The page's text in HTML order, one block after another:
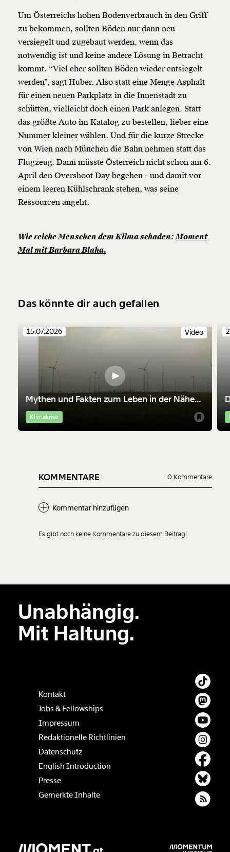
Um Österreichs hohen Bodenverbrauch in den Griff
zu bekommen, sollten Böden nur dann neu
versiegelt und zugebaut werden, wenn das
notwendig ist und keine andere Lösung in Betracht
kommt. “Viel eher sollten Böden wieder entsiegelt
werden”, sagt Huber. Also statt eine Menge Asphalt
für einen neuen Parkplatz in die Innenstadt zu
schütten, vielleicht doch einen Park anlegen. Statt
das größte Auto im Katalog zu bestellen, lieber eine
Nummer kleiner wählen. Und für die kurze Strecke
von Wien nach München die Bahn nehmen statt das
Flugzeug. Dann müsste Österreich nicht schon am 6.
April den Overshoot Day begehen - und damit vor
einem leeren Kühlschrank stehen, was seine
Ressourcen angeht.
Wie reiche Menschen dem Klima schaden:Moment
Mal mit Barbara Blaha.
Das könnte dir auch gefallen
Video
15.07.2026
Mythen und Fakten zum Leben in der Nähe
von Windrädern
Klimakrise
KOMMENTARE 0 Kommentare
Kommentar hinzufügen
Der Inhalt dieses Feldes wird nicht öffentlich zugänglich angezeigt.
Es gibt noch keine Kommentare zu diesem Beitrag!
Unabhängig.
Mit Haltung.
Kontakt
Jobs & Fellowships
Impressum
Redaktionelle Richtlinien
Datenschutz
English Introduction
Presse
Gemerkte Inhalte